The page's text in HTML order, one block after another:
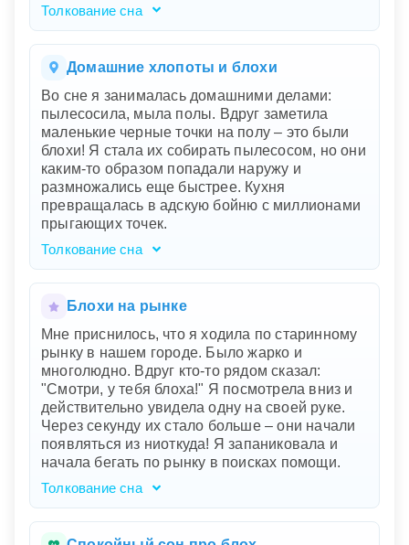
Толкование сна
Ваш сон наполнен символами, которые
говорят о внутреннем беспокойстве и
ощущении непредсказуемой угрозы.
неизвестного, что может указывать на вашу
неуверенность в текущей жизненной ситуации
или проекте. Гигантские блохи символизируют
мелкие проблемы или неприятности, которые
приобрели угрожающие размеры и начали вас
преследовать. Их прыжки как землетрясения
подчеркивают, насколько эти проблемы могут
выбивать вас из равновесия. Бег по
лабиринту без выхода показывает вашу
попытку найти решение, но пока безуспешно.
Домашние хлопоты и блохи
Во сне я занималась домашними делами:
пылесосила, мыла полы. Вдруг заметила
маленькие черные точки на полу – это были
блохи! Я стала их собирать пылесосом, но они
каким-то образом попадали наружу и
размножались еще быстрее. Кухня
превращалась в адскую бойню с миллионами
прыгающих точек.
Толкование сна
Ваш сон о домашних делах, которые вдруг
превратились в ужасную борьбу с блохами,
отражает внутреннее беспокойство и чувство
символизируют повседневные обязанности и
задачи, а блохи – маленькие проблемы,
которые неожиданно возникают и начинают
множиться. Ваши попытки избавиться от них
только ухудшали ситуацию, что говорит о
чувстве беспомощности перед
накопившимися мелочами. Этот сон
призывает вас обратить внимание на
накопившиеся незначительные задачи,
которые могут превращаться в большие
проблемы. Возможно, вам стоит пересмотреть
подход к решению текущих вопросов и
Блохи на рынке
Мне приснилось, что я ходила по старинному
рынку в нашем городе. Было жарко и
многолюдно. Вдруг кто-то рядом сказал:
"Смотри, у тебя блоха!" Я посмотрела вниз и
действительно увидела одну на своей руке.
Через секунду их стало больше – они начали
появляться из ниоткуда! Я запаниковала и
начала бегать по рынку в поисках помощи.
Толкование сна
Старинный рынок символизирует вашу жизнь
или текущую ситуацию, которая может